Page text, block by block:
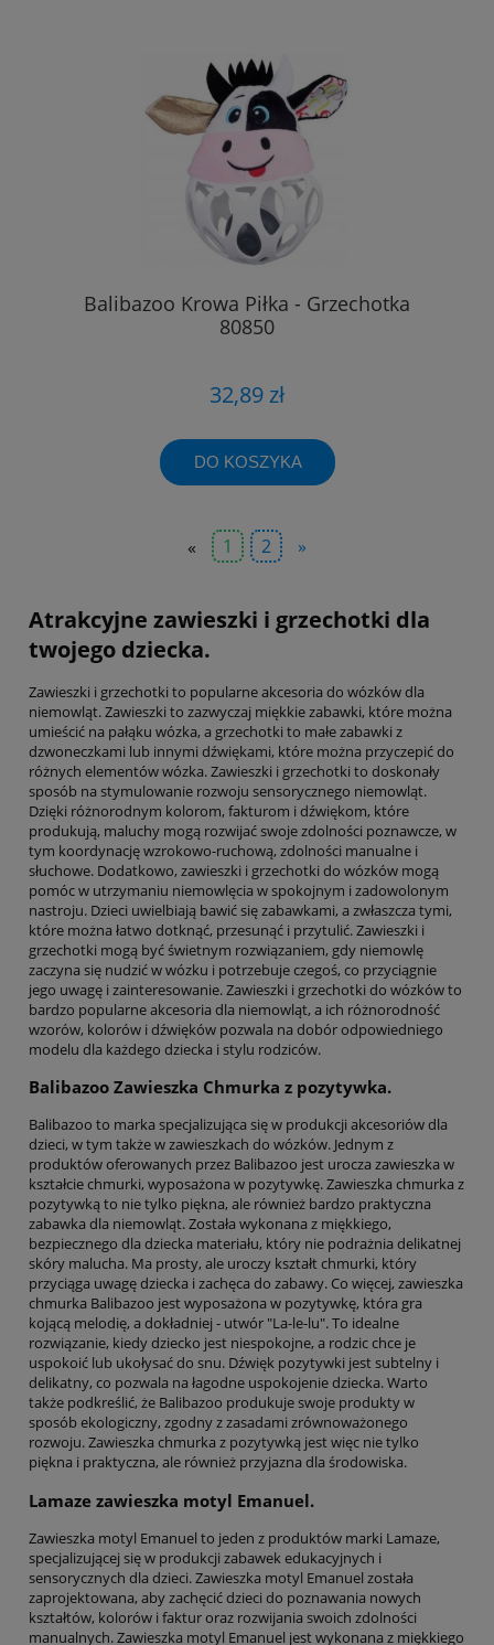
Balibazoo Krowa Piłka - Grzechotka
80850
32,89 zł
DO KOSZYKA
« 1 2 »
Atrakcyjne zawieszki i grzechotki dla
twojego dziecka.
Zawieszki i grzechotki to popularne akcesoria do wózków dla
niemowląt. Zawieszki to zazwyczaj miękkie zabawki, które można
umieścić na pałąku wózka, a grzechotki to małe zabawki z
dzwoneczkami lub innymi dźwiękami, które można przyczepić do
różnych elementów wózka. Zawieszki i grzechotki to doskonały
sposób na stymulowanie rozwoju sensorycznego niemowląt.
Dzięki różnorodnym kolorom, fakturom i dźwiękom, które
produkują, maluchy mogą rozwijać swoje zdolności poznawcze, w
tym koordynację wzrokowo-ruchową, zdolności manualne i
słuchowe. Dodatkowo, zawieszki i grzechotki do wózków mogą
pomóc w utrzymaniu niemowlęcia w spokojnym i zadowolonym
nastroju. Dzieci uwielbiają bawić się zabawkami, a zwłaszcza tymi,
które można łatwo dotknąć, przesunąć i przytulić. Zawieszki i
grzechotki mogą być świetnym rozwiązaniem, gdy niemowlę
zaczyna się nudzić w wózku i potrzebuje czegoś, co przyciągnie
jego uwagę i zainteresowanie. Zawieszki i grzechotki do wózków to
bardzo popularne akcesoria dla niemowląt, a ich różnorodność
wzorów, kolorów i dźwięków pozwala na dobór odpowiedniego
modelu dla każdego dziecka i stylu rodziców.
Balibazoo Zawieszka Chmurka z pozytywka.
Balibazoo to marka specjalizująca się w produkcji akcesoriów dla
dzieci, w tym także w zawieszkach do wózków. Jednym z
produktów oferowanych przez Balibazoo jest urocza zawieszka w
kształcie chmurki, wyposażona w pozytywkę. Zawieszka chmurka z
pozytywką to nie tylko piękna, ale również bardzo praktyczna
zabawka dla niemowląt. Została wykonana z miękkiego,
bezpiecznego dla dziecka materiału, który nie podrażnia delikatnej
skóry malucha. Ma prosty, ale uroczy kształt chmurki, który
przyciąga uwagę dziecka i zachęca do zabawy. Co więcej, zawieszka
chmurka Balibazoo jest wyposażona w pozytywkę, która gra
kojącą melodię, a dokładniej - utwór "La-le-lu". To idealne
rozwiązanie, kiedy dziecko jest niespokojne, a rodzic chce je
uspokoić lub ukołysać do snu. Dźwięk pozytywki jest subtelny i
delikatny, co pozwala na łagodne uspokojenie dziecka. Warto
także podkreślić, że Balibazoo produkuje swoje produkty w
sposób ekologiczny, zgodny z zasadami zrównoważonego
rozwoju. Zawieszka chmurka z pozytywką jest więc nie tylko
piękna i praktyczna, ale również przyjazna dla środowiska.
Lamaze zawieszka motyl Emanuel.
Zawieszka motyl Emanuel to jeden z produktów marki Lamaze,
specjalizującej się w produkcji zabawek edukacyjnych i
sensorycznych dla dzieci. Zawieszka motyl Emanuel została
zaprojektowana, aby zachęcić dzieci do poznawania nowych
kształtów, kolorów i faktur oraz rozwijania swoich zdolności
manualnych. Zawieszka motyl Emanuel jest wykonana z miękkiego